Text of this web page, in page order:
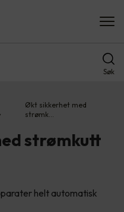
Søk
Økt sikkerhet med
strømk…
strømkutt
helt automatisk